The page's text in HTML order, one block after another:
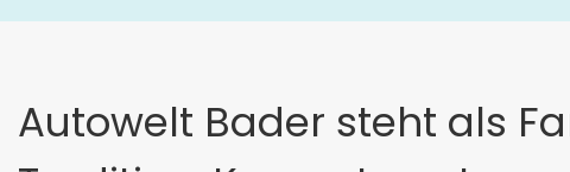
Autowelt Bader steht als